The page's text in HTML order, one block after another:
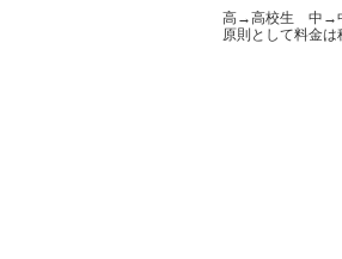
高→高校生 中→
原則として料金は